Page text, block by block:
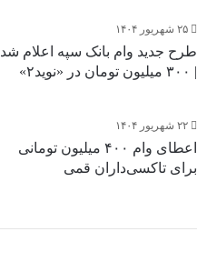
۲۵ شهریور ۱۴۰۴
طرح جدید وام بانک سپه اعلام شد
| ۳۰۰ میلیون تومان در «نوید۲»
۲۲ شهریور ۱۴۰۴
اعطای وام ۴۰۰ میلیون تومانی
برای تاکسی‌داران قمی